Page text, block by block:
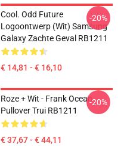
Cool. Odd Future
Logoontwerp (wit) Samsung
Galaxy Zachte Geval RB1211
€ 14,81 - € 16,10
-20%
Roze + Wit - Frank Ocean
Pullover Trui RB1211
€ 37,67 - € 44,11
-20%